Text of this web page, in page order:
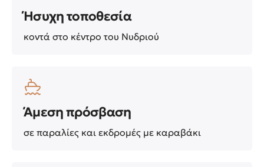
Ήσυχη τοποθεσία
κοντά στο κέντρο του Νυδριού
Άμεση πρόσβαση
σε παραλίες και εκδρομές με καραβάκι